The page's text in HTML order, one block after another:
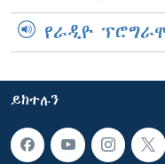
የራዲዮ
ይከተሉን